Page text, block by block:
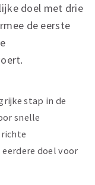
doel met drie
de eerste
stap in de
snelle
doel voor